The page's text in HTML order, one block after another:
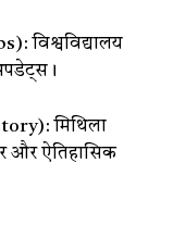
विश्वविद्यालय
मिथिला
और ऐतिहासिक